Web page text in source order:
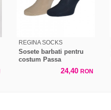
REGINA SOCKS
Sosete barbati pentru
costum Passa
24,40 RON